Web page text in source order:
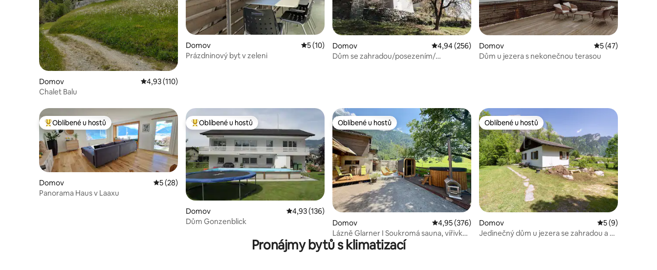
Domov Průměrné hodnocení 4,93 z 5, 110 hodnocení
4,93 (110)
Chalet Balu
Domov Průměrné hodnocení 5 z 5, 10 hodnocení
5 (10)
Prázdninový byt v zeleni
Domov Průměrné hodnocení 4,94 z 5, 256 hodnocení
4,94 (256)
Dům se zahradou/posezením/
Domov Průměrné
5 (47)
Dům u jezera s nekonečnou terasou
Nejlepší v kategorii Oblíbené u hostů
Oblíbené u hostů
Domov Průměrné hodnocení 5 z 5, 28 hodnocení
5 (28)
Panorama Haus v Laaxu
Nejlepší v kategorii Oblíbené u hostů
Oblíbené u hostů
Domov Průměrné hodnocení 4,93 z 5, 136 hodnocení
4,93 (136)
Dům Gonzenblick
Oblíbené u hostů
Oblíbené u hostů
Domov Průměrné hodnocení 4,95 z 5, 376 hodnocení
4,95 (376)
Lázně Glarner I Soukromá sauna, vířivka
a výhled na Alpy
Oblíbené u hostů
Oblíbené u hostů
Domov Průměrné
5 (9)
Jedinečný dům u jezera se zahradou a se
Pronájmy bytů s klimatizací